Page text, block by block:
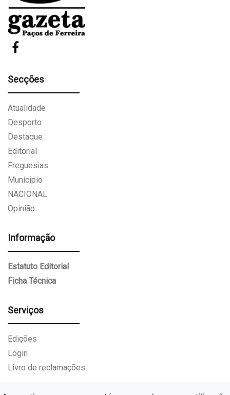
Secções
Atualidade
Desporto
Destaque
Editorial
Freguesias
Munícipio
NACIONAL
Opinião
Informação
Estatuto Editorial
Ficha Técnica
Serviços
Edições
Login
Livro de reclamações